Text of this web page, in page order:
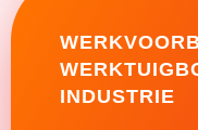
INDUSTRIE